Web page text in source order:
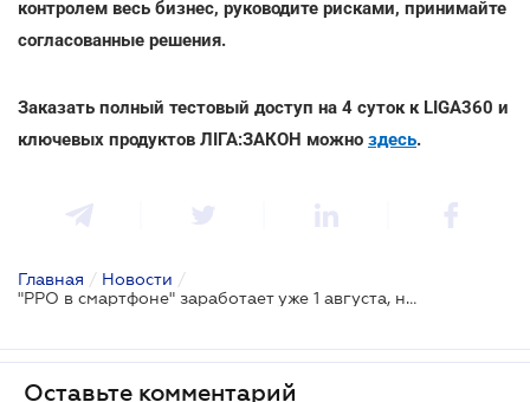
контролем весь бизнес, руководите рисками, принимайте
согласованные решения.
Заказать полный тестовый доступ на 4 суток к LIGA360 и
ключевых продуктов ЛІГА:ЗАКОН можно здесь.
Главная / Новости /
"РРО в смартфоне" заработает уже 1 августа, но тестово
Оставьте комментарий